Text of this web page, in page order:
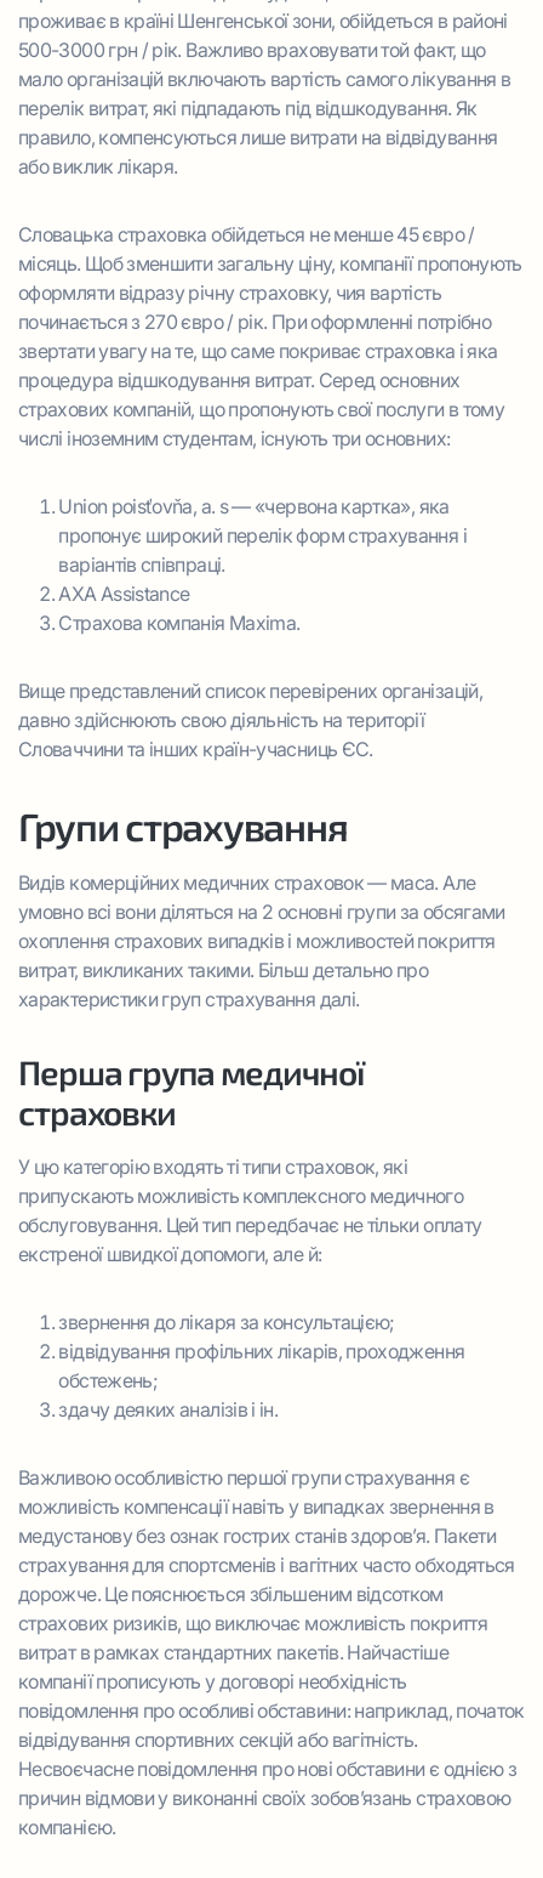
проживає в країні Шенгенської зони, обійдеться в районі
500-3000 грн / рік. Важливо враховувати той факт, що
мало організацій включають вартість самого лікування в
перелік витрат, які підпадають під відшкодування. Як
правило, компенсуються лише витрати на відвідування
або виклик лікаря.
Словацька страховка обійдеться не менше 45 євро /
місяць. Щоб зменшити загальну ціну, компанії пропонують
оформляти відразу річну страховку, чия вартість
починається з 270 євро / рік. При оформленні потрібно
звертати увагу на те, що саме покриває страховка і яка
процедура відшкодування витрат. Серед основних
страхових компаній, що пропонують свої послуги в тому
числі іноземним студентам, існують три основних:
Union poisťovňa, a. s — «червона картка», яка
пропонує широкий перелік форм страхування і
варіантів співпраці.
AXA Assistance
Страхова компанія Maxima.
Вище представлений список перевірених організацій,
давно здійснюють свою діяльність на території
Словаччини та інших країн-учасниць ЄС.
Групи страхування
Видів комерційних медичних страховок — маса. Але
умовно всі вони діляться на 2 основні групи за обсягами
охоплення страхових випадків і можливостей покриття
витрат, викликаних такими. Більш детально про
характеристики груп страхування далі.
Перша група медичної
страховки
У цю категорію входять ті типи страховок, які
припускають можливість комплексного медичного
обслуговування. Цей тип передбачає не тільки оплату
екстреної швидкої допомоги, але й:
звернення до лікаря за консультацією;
відвідування профільних лікарів, проходження
обстежень;
здачу деяких аналізів і ін.
Важливою особливістю першої групи страхування є
можливість компенсації навіть у випадках звернення в
медустанову без ознак гострих станів здоров’я. Пакети
страхування для спортсменів і вагітних часто обходяться
дорожче. Це пояснюється збільшеним відсотком
страхових ризиків, що виключає можливість покриття
витрат в рамках стандартних пакетів. Найчастіше
компанії прописують у договорі необхідність
повідомлення про особливі обставини: наприклад, початок
відвідування спортивних секцій або вагітність.
Несвоєчасне повідомлення про нові обставини є однією з
причин відмови у виконанні своїх зобов’язань страховою
компанією.